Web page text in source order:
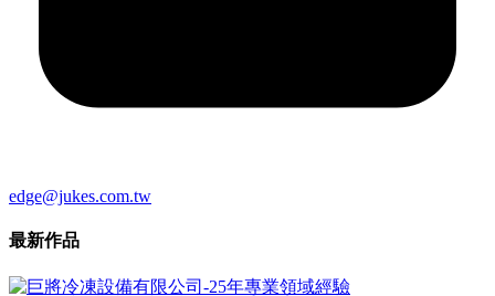
edge@jukes.com.tw
最新作品